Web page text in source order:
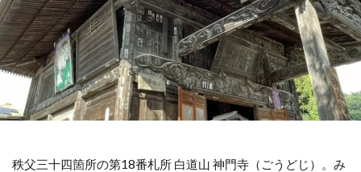
秩父三十四箇所の第18番札所 白道山 神門寺（ごうどじ）。み